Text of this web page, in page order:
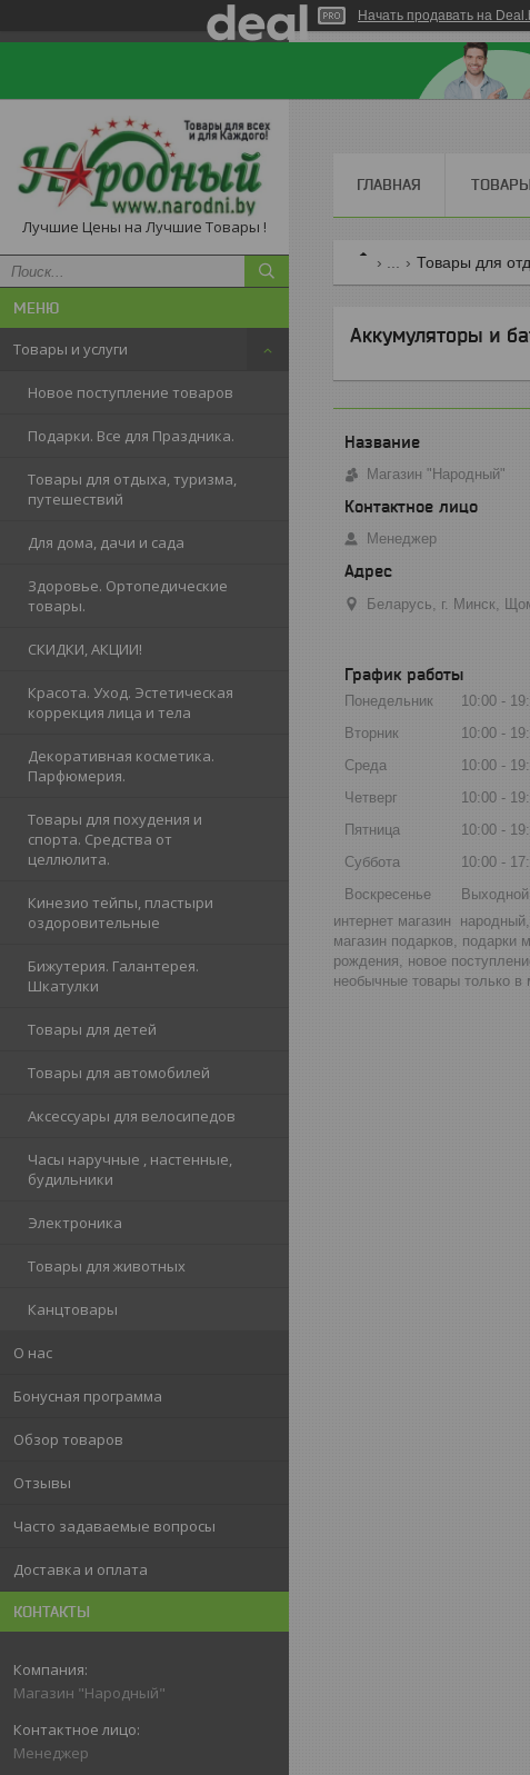
Начать продавать на
Лучшие Цены на Лучшие Товары !
Товары и услуги
Новое поступление товаров
Подарки. Все для Праздника.
Товары для отдыха, туризма,
путешествий
Для дома, дачи и сада
Здоровье. Ортопедические
товары.
СКИДКИ, АКЦИИ!
Красота. Уход. Эстетическая
коррекция лица и тела
Декоративная косметика.
Парфюмерия.
Товары для похудения и
спорта. Средства от
целлюлита.
Кинезио тейпы, пластыри
оздоровительные
Бижутерия. Галантерея.
Шкатулки
Товары для детей
Товары для автомобилей
Аксессуары для велосипедов
Часы наручные , настенные,
будильники
Электроника
Товары для животных
Канцтовары
О нас
Бонусная программа
Обзор товаров
Отзывы
Часто задаваемые вопросы
Доставка и оплата
КОНТАКТЫ
Магазин "Народный"
Менеджер
ГЛАВНАЯ ТОВАРЫ
Товары для
Аккумуляторы и
Магазин "Народный"
Менеджер
Беларусь, г. Минск,
График работы
Понедельник 10:00
Вторник
10:00
Среда
10:00
Четверг
10:00
Пятница
10:00
Суббота
10:00
Воскресенье
Выходной
интернет магазин
магазин подарков,
рождения, новое
необычные товары только